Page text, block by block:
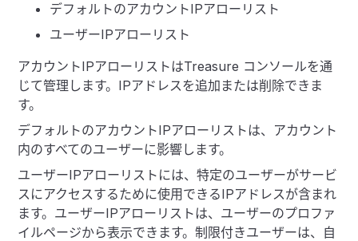
デフォルトのアカウントIPアローリスト
ユーザーIPアローリスト
アカウントIPアローリストはTreasure コンソールを通
じて管理します。IPアドレスを追加または削除できま
す。
デフォルトのアカウントIPアローリストは、アカウント
内のすべてのユーザーに影響します。
ユーザーIPアローリストには、特定のユーザーがサービ
スにアクセスするために使用できるIPアドレスが含まれ
ます。ユーザーIPアローリストは、ユーザーのプロファ
イルページから表示できます。制限付きユーザーは、自